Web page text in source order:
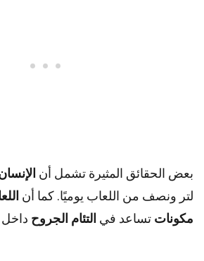
بعض الحقائق المثيرة تشمل أن
لتر ونصف من اللعاب يوميًا. كما أن
مكونات تساعد في التئام الجروح داخل